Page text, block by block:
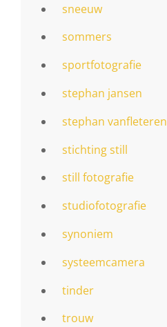
sneeuw
sommers
sportfotografie
stephan jansen
stephan vanfleteren
stichting still
still fotografie
studiofotografie
synoniem
systeemcamera
tinder
trouw